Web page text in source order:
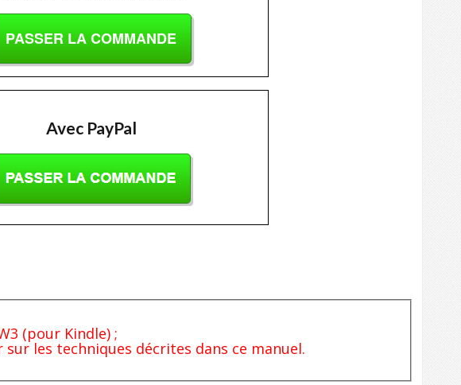
PASSER LA COMMANDE
Avec PayPal
(pour Kindle) ;
les techniques décrites dans ce manuel.